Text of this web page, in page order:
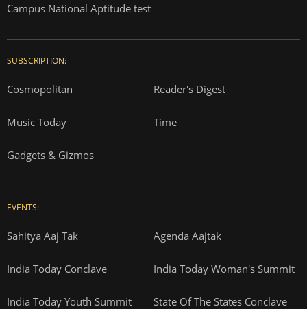
Campus National Aptitude test
SUBSCRIPTION:
Cosmopolitan Reader's Digest
Music Today Time
Gadgets & Gizmos
EVENTS:
Sahitya Aaj Tak Agenda Aajtak
India Today Conclave India Today Woman's Summit
India Today Youth Summit State Of The States Conclave